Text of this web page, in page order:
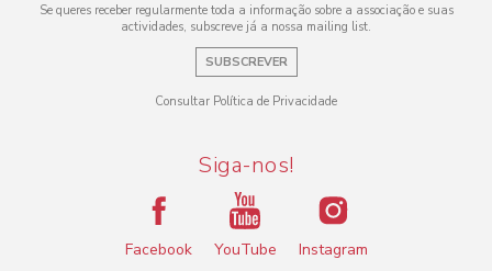
Se queres receber regularmente toda a informação sobre a associação e suas
actividades, subscreve já a nossa mailing list.
SUBSCREVER
Consultar Política de Privacidade
Siga-nos!
Facebook YouTube Instagram